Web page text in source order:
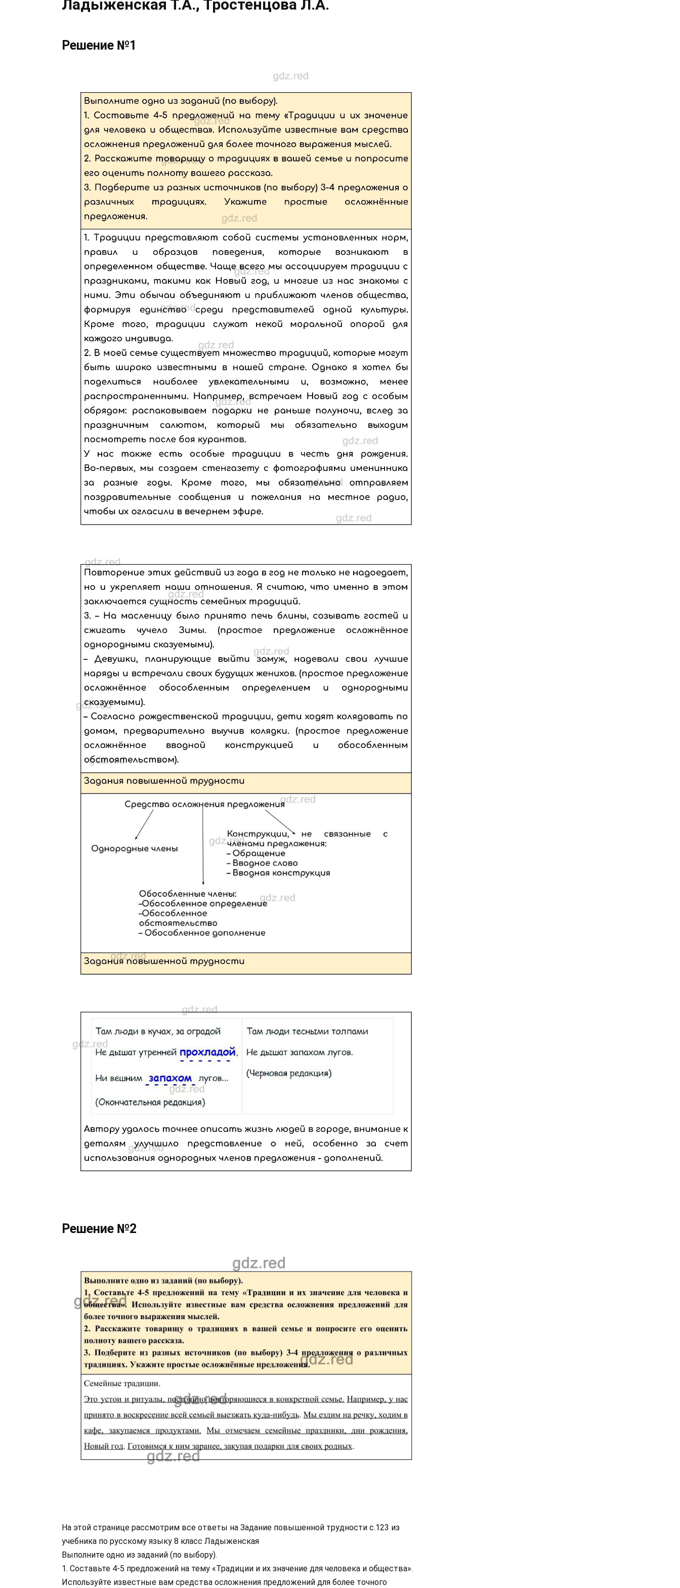
Ладыженская Т.А., Тростенцова Л.А.
Решение №1
Решение №2
На этой странице рассмотрим все ответы на Задание повышенной трудности с.123 из
учебника по русскому языку 8 класс Ладыженская
Выполните одно из заданий (по выбору).
1. Составьте 4-5 предложений на тему «Традиции и их значение для человека и общества».
Используйте известные вам средства осложнения предложений для более точного